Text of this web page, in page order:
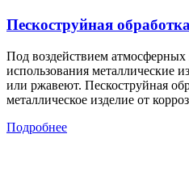
Пескоструйная обработка
Под воздействием
использования металлические
или ржавеют. Пескоструйная
металлическое изделие от
Подробнее